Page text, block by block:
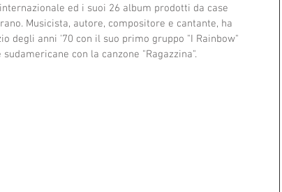
ed i suoi 26 album prodotti da case
Musicista, autore, compositore e cantante, ha
degli anni '70 con il suo primo gruppo "I Rainbow"
con la canzone "Ragazzina".